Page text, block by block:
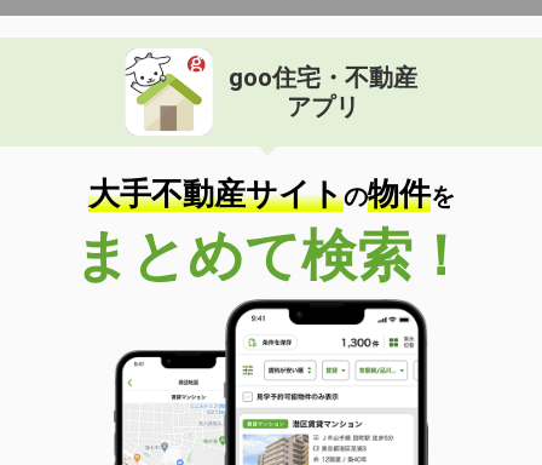
goo住宅・不動産
アプリ
大手不動産サイトの物件を
まとめて検索！